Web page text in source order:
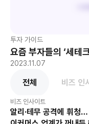
투자 가이드
요즘 부자들의 ‘세테
2023.11.07
전체 비즈 인
비즈 인사이트
알리·테무 공격에 휘청…